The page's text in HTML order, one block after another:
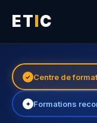
ETIC
Carrières
✓ Centre de
✦ Formations